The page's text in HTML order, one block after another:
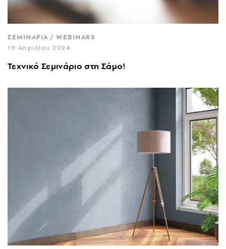
ΣΕΜΙΝΑΡΙΑ / WEBINARS
19 Απριλίου 2024
Τεχνικό Σεμινάριο στη Σάμο!